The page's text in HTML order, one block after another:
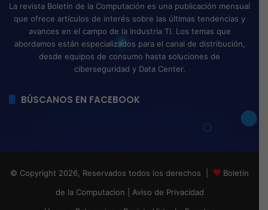
La revista Boletín de la Computación es una publicación mensual
que ofrece artículos de interés sobre las últimas tendencias y
avances en el campo de la Industria TI. Los temas que
abordamos están especializados para el canal de distribución,
desde equipos de consumo hasta soluciones de
ciberseguridad y Data Center.
BÚSCANOS EN FACEBOOK
© Copyright 2026, Reservados todos los derechos |
Boletin
de la Computacion
Aviso de Privacidad